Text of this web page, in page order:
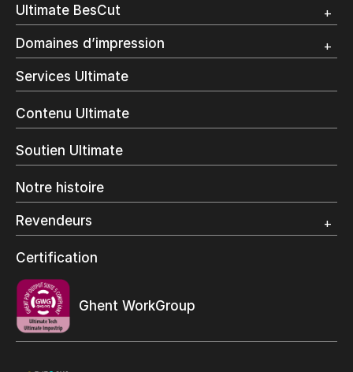
Démo
Témoignages clients
Ultimate BesCut
Apercu
Démo
Domaines d’impression
Publipostage et Transactionnel
Impression Commerciale
Livres à la demande
Impression jet d’encre
Impression d’étiquettes
Emballage numérique
Grand Format
Services Ultimate
Contenu Ultimate
Soutien Ultimate
Notre histoire
Revendeurs
Trouvez un revendeur
Certification
Ghent WorkGroup